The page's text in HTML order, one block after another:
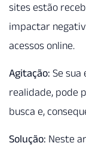
sites estão
impactar
acessos online.
Agitação: Se sua
realidade, pode
busca e,
Solução: Neste